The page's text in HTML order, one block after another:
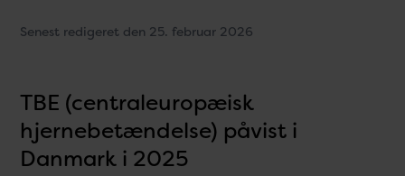
Senest redigeret den 25. februar 2026
TBE (centraleuropæisk
hjernebetændelse) påvist i
Danmark i 2025